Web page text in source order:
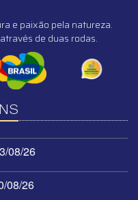
e paixão pela natureza.
de duas rodas.
08/26
08/26